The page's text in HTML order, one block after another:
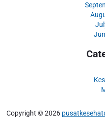
Copyright © 2026